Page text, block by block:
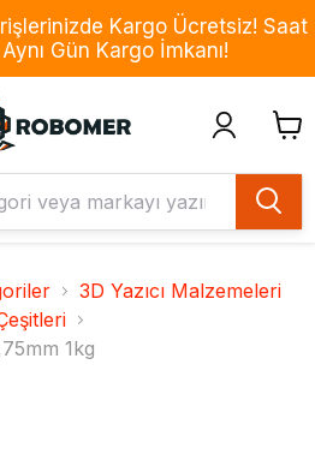
Kargo Ücretsiz! Saat
Gün Kargo İmkanı!
3D Yazıcı Malzemeleri
1kg